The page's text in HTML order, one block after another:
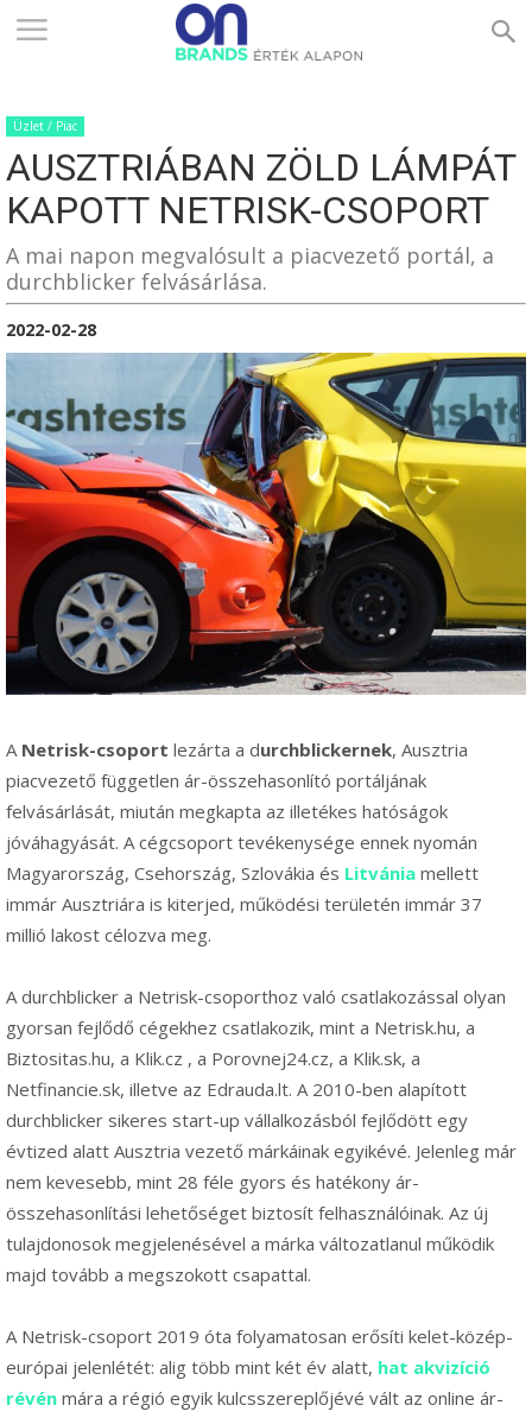
ONBRANDS
–
ALAPON
Üzlet / Piac
AUSZTRIÁBAN ZÖLD LÁMPÁT
KAPOTT NETRISK-CSOPORT
A mai napon megvalósult a piacvezető portál, a
durchblicker felvásárlása.
2022-02-28
A Netrisk-csoport lezárta a durchblickernek, Ausztria
piacvezető független ár-összehasonlító portáljának
felvásárlását, miután megkapta az illetékes hatóságok
jóváhagyását. A cégcsoport tevékenysége ennek nyomán
Magyarország, Csehország, Szlovákia és Litvánia mellett
immár Ausztriára is kiterjed, működési területén immár 37
millió lakost célozva meg.
A durchblicker a Netrisk-csoporthoz való csatlakozással olyan
gyorsan fejlődő cégekhez csatlakozik, mint a Netrisk.hu, a
Biztositas.hu, a Klik.cz , a Porovnej24.cz, a Klik.sk, a
Netfinancie.sk, illetve az Edrauda.lt. A 2010-ben alapított
durchblicker sikeres start-up vállalkozásból fejlődött egy
évtized alatt Ausztria vezető márkáinak egyikévé. Jelenleg már
nem kevesebb, mint 28 féle gyors és hatékony ár-
összehasonlítási lehetőséget biztosít felhasználóinak. Az új
tulajdonosok megjelenésével a márka változatlanul működik
majd tovább a megszokott csapattal.
A Netrisk-csoport 2019 óta folyamatosan erősíti kelet-közép-
európai jelenlétét: alig több mint két év alatt, hat akvizíció
révén mára a régió egyik kulcsszereplőjévé vált az online ár-